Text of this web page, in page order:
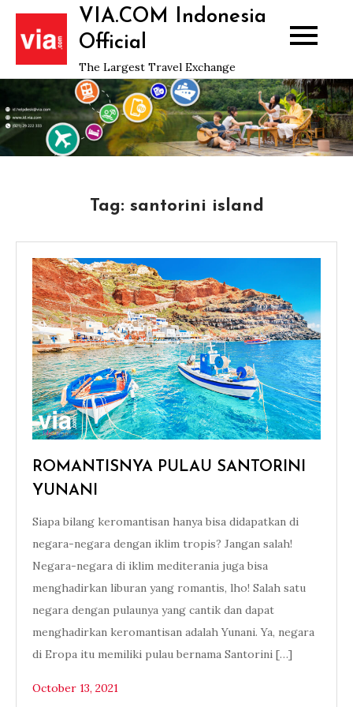
Skip
content
VIA.COM Indonesia
Official
The Largest Travel Exchange
Tag: santorini island
ROMANTISNYA PULAU SANTORINI
YUNANI
Siapa bilang keromantisan hanya bisa didapatkan di
negara-negara dengan iklim tropis? Jangan salah!
Negara-negara di iklim mediterania juga bisa
menghadirkan liburan yang romantis, lho! Salah satu
negara dengan pulaunya yang cantik dan dapat
menghadirkan keromantisan adalah Yunani. Ya, negara
di Eropa itu memiliki pulau bernama Santorini […]
October 13, 2021